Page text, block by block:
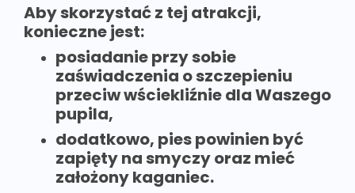
Aby skorzystać z tej atrakcji,
konieczne jest:
posiadanie przy sobie
zaświadczenia o szczepieniu
przeciw wściekliźnie dla Waszego
pupila,
dodatkowo, pies powinien być
zapięty na smyczy oraz mieć
założony kaganiec.